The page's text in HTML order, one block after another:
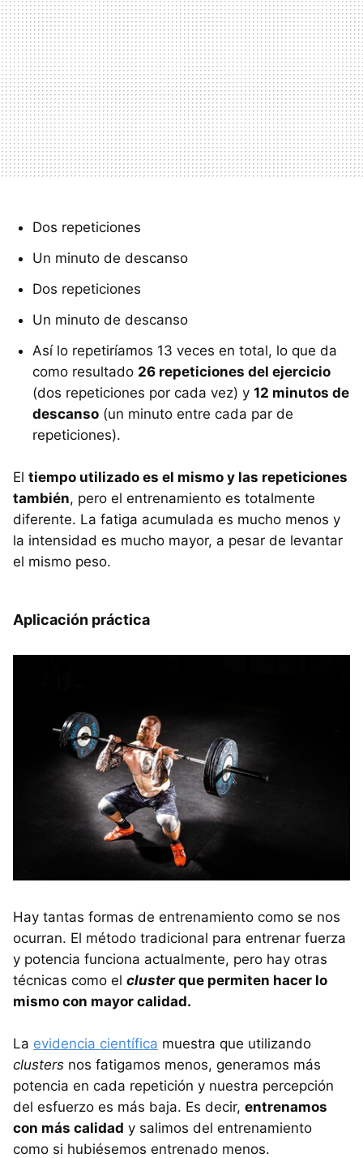
Dos repeticiones
Un minuto de descanso
Dos repeticiones
Un minuto de descanso
Así lo repetiríamos 13 veces en total, lo que da
como resultado 26 repeticiones del ejercicio
(dos repeticiones por cada vez) y 12 minutos de
descanso (un minuto entre cada par de
repeticiones).
El tiempo utilizado es el mismo y las repeticiones
también, pero el entrenamiento es totalmente
diferente. La fatiga acumulada es mucho menos y
la intensidad es mucho mayor, a pesar de levantar
el mismo peso.
Aplicación práctica
Hay tantas formas de entrenamiento como se nos
ocurran. El método tradicional para entrenar fuerza
y potencia funciona actualmente, pero hay otras
técnicas como el clusterque permiten hacer lo
mismo con mayor calidad.
La evidencia científica muestra que utilizando
clusters nos fatigamos menos, generamos más
potencia en cada repetición y nuestra percepción
del esfuerzo es más baja. Es decir, entrenamos
con más calidad y salimos del entrenamiento
como si hubiésemos entrenado menos.